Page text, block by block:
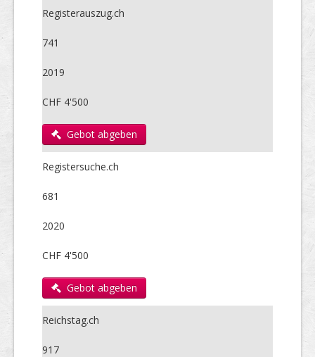
Registerauszug.ch
741
2019
CHF 4'500
Gebot abgeben
Registersuche.ch
681
2020
CHF 4'500
Gebot abgeben
Reichstag.ch
917